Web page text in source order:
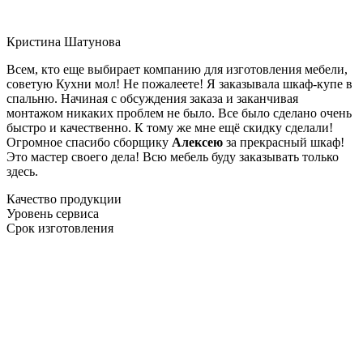
Кристина Шатунова
Всем, кто еще выбирает компанию для изготовления мебели,
советую Кухни мол! Не пожалеете! Я заказывала шкаф-купе в
спальню. Начиная с обсуждения заказа и заканчивая
монтажом никаких проблем не было. Все было сделано очень
быстро и качественно. К тому же мне ещё скидку сделали!
Огромное спасибо сборщику Алексею за прекрасный шкаф!
Это мастер своего дела! Всю мебель буду заказывать только
здесь.
Качество продукции
Уровень сервиса
Срок изготовления